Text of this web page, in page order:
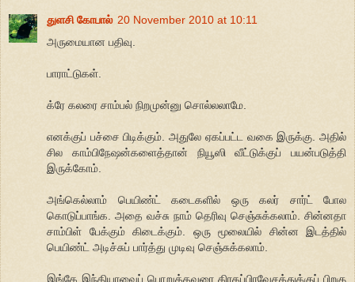
துளசி கோபால் 20 November 2010 at 10:11
அருமையான பதிவு.
பாராட்டுகள்.
க்ரே கலரை சாம்பல் நிறமுன்னு சொல்லலாமே.
எனக்குப் பச்சை பிடிக்கும். அதுலே ஏகப்பட்ட வகை இருக்கு. அதில்
சில காம்பிநேஷன்களைத்தான் நியூஸி வீட்டுக்குப் பயன்படுத்தி
இருக்கோம்.
அங்கெல்லாம் பெயிண்ட் கடைகளில் ஒரு கலர் சார்ட் போல
கொடுப்பாங்க. அதை வச்சு நாம் தெரிவு செஞ்சுக்கலாம். சின்னதா
சாம்பிள் பேக்கும் கிடைக்கும். ஒரு மூலையில் சின்ன இடத்தில்
பெயிண்ட் அடிச்சுப் பார்த்து முடிவு செஞ்சுக்கலாம்.
இங்கே இந்தியாவைப் பொறுத்தவரை கிரகப்பிரவேசத்துக்குப் பிறகு